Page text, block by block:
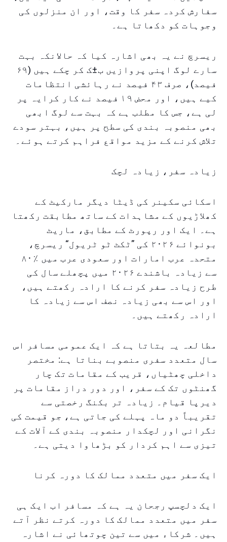
سفارش کردہ سفر کا وقت، اور ان منزلوں کی
وجوہات کو دکھاتا ہے۔
ریسرچ نے یہ بھی اشارہ کیا کہ حالانکہ بہت
سارے لوگ اپنی پروازیں ب±ک کر چکے ہیں (۶۹
فیصد)، صرف ۴۳ فیصد نے رہائشی انتظامات
کیے ہیں، اور محض ۱۹ فیصد نے کار کرایہ پر
لی ہے، جس کا مطلب ہے کہ بہت سے لوگ ابھی
بھی منصوبہ بندی کی سطح پر ہیں، بہتر سودے
تلاش کرنے کے مزید مواقع فراہم کرتے ہوئے۔
زیادہ سفر، زیادہ لچک
اسکائی سکینر کی ڈیٹا دیگر مارکیٹ کے
کھلاڑیوں کے مشاہدات کے ساتھ مطابقت رکھتا
ہے۔ ایک اور رپورٹ کے مطابق، ماریٹ
بونوائے ۲۰۲۶ کی ”ٹکٹ ٹو ٹریول“ ریسرچ،
متحدہ عرب امارات اور سعودی عرب میں ٪۸۰
سے زیادہ باشندے ۲۰۲۶ میں پچھلے سال کی
طرح زیادہ سفر کرنے کا ارادہ رکھتے ہیں،
اور اس سے بھی زیادہ نصف اس سے زیادہ کا
ارادہ رکھتے ہیں۔
مطالعہ یہ بتاتا ہے کہ ایک عمومی مسافر اس
سال متعدد سفری منصوبے بناتا ہے: مختصر
داخلی چھٹیاں، قریب کے مقامات تک چار
گھنٹوں تک کے سفر، اور دور دراز مقامات پر
دیرپا قیام۔ زیادہ تر بکنگ رخصتی سے
تقریباً دو ماہ پہلے کی جاتی ہے، جو قیمت کی
نگرانی اور لچکدار منصوبہ بندی کے آلات کے
تیزی سے اہم کردار کو بڑھاوا دیتی ہے۔
ایک سفر میں متعدد ممالک کا دورہ کرنا
ایک دلچسپ رجحان یہ ہے کہ مسافر اب ایک ہی
سفر میں متعدد ممالک کا دورہ کرتے نظر آتے
ہیں۔ شرکاء میں سے تین چوتھائی نے اشارہ